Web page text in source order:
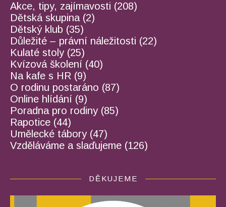
Akce, tipy, zajímavosti (208)
Dětská skupina(2)
Dětský klub (35)
Důležité – právní náležitosti (22)
Kulaté stoly(25)
Kvízová školení (40)
Na kafe s HR (9)
O rodinu postaráno (87)
Online hlídání (9)
Poradna pro rodiny(85)
Rapotice (44)
Umělecké tábory(47)
Vzděláváme a slaďujeme (126)
DĚKUJEME